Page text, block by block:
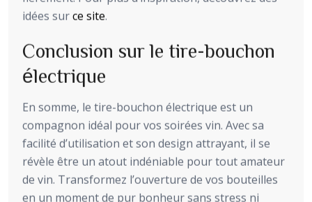
idées surce site.
Conclusion sur le tire-bouchon
électrique
En somme, le tire-bouchon électrique est un
compagnon idéal pour vos soirées vin. Avec sa
facilité d’utilisation et son design attrayant, il se
révèle être un atout indéniable pour tout amateur
de vin. Transformez l’ouverture de vos bouteilles
en un moment de pur bonheur sans stress ni